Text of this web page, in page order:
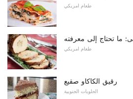
طعام امريكي
تحتاج إلى معرفته
طعام امريكي
رقيق الكاكاو صقيع
الحلويات الجنوبية